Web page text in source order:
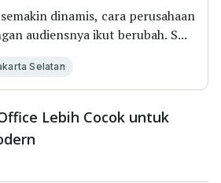
dinamis, cara perusahaan
audiensnya ikut berubah. S...
Selatan
Lebih Cocok untuk